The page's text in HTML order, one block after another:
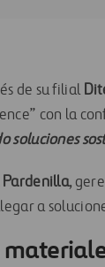
de su filial
con la
soluciones
Pardenilla,
a